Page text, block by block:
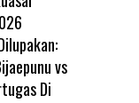
vs
Di